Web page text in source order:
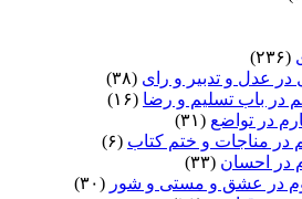
(۲۳۶)
در عدل و تدبیر و رای (۳۸)
در باب تسلیم و رضا (۱۶)
در تواضع (۳۱)
در مناجات و ختم کتاب (۶)
در احسان (۳۳)
در عشق و مستی و شور (۳۰)